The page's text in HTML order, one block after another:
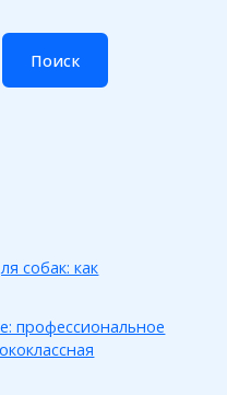
Поиск
собак: как
профессиональное